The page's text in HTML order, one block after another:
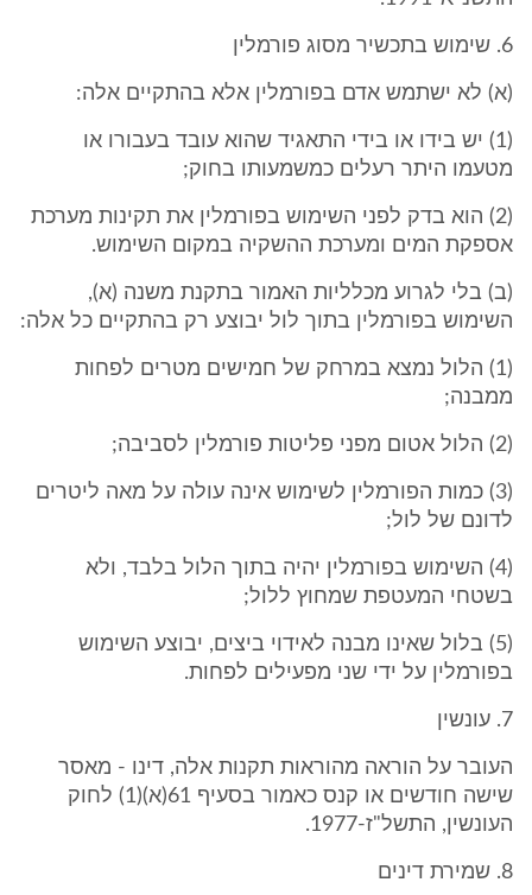
6. שימוש בתכשיר מסוג פורמלין
(א) לא ישתמש אדם בפורמלין אלא בהתקיים אלה:
(1) יש בידו או בידי התאגיד שהוא עובד בעבורו או
מטעמו היתר רעלים כמשמעותו בחוק;
(2) הוא בדק לפני השימוש בפורמלין את תקינות מערכת
אספקת המים ומערכת ההשקיה במקום השימוש.
(ב) בלי לגרוע מכלליות האמור בתקנת משנה (א),
השימוש בפורמלין בתוך לול יבוצע רק בהתקיים כל אלה:
(1) הלול נמצא במרחק של חמישים מטרים לפחות
ממבנה;
(2) הלול אטום מפני פליטות פורמלין לסביבה;
(3) כמות הפורמלין לשימוש אינה עולה על מאה ליטרים
לדונם של לול;
(4) השימוש בפורמלין יהיה בתוך הלול בלבד, ולא
בשטחי המעטפת שמחוץ ללול;
(5) בלול שאינו מבנה לאידוי ביצים, יבוצע השימוש
בפורמלין על ידי שני מפעילים לפחות.
7. עונשין
העובר על הוראה מהוראות תקנות אלה, דינו - מאסר
שישה חודשים או קנס כאמור בסעיף 61(א)(1) לחוק
העונשין, התשל"ז-1977.
8. שמירת דינים